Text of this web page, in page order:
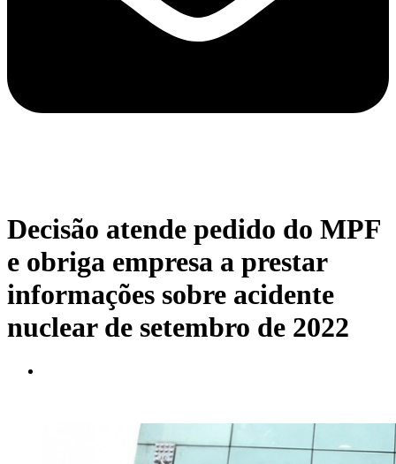
Decisão atende pedido do MPF
e obriga empresa a prestar
informações sobre acidente
nuclear de setembro de 2022